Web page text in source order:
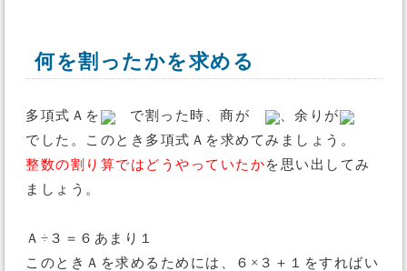
何を割ったかを求める
多項式Ａを で割った時、商が
、余りが
でした。このとき多項式Ａを求めてみましょう。
整数の割り算ではどうやっていたかを思い出してみ
ましょう。
Ａ÷３＝６あまり１
このときＡを求めるためには、６×３＋１をすればい